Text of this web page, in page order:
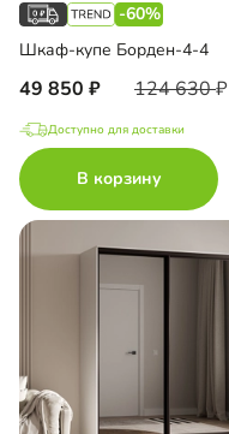
-60%
Шкаф-купе Борден-4-4
49 850 124 630
Доступно для доставки
В корзину